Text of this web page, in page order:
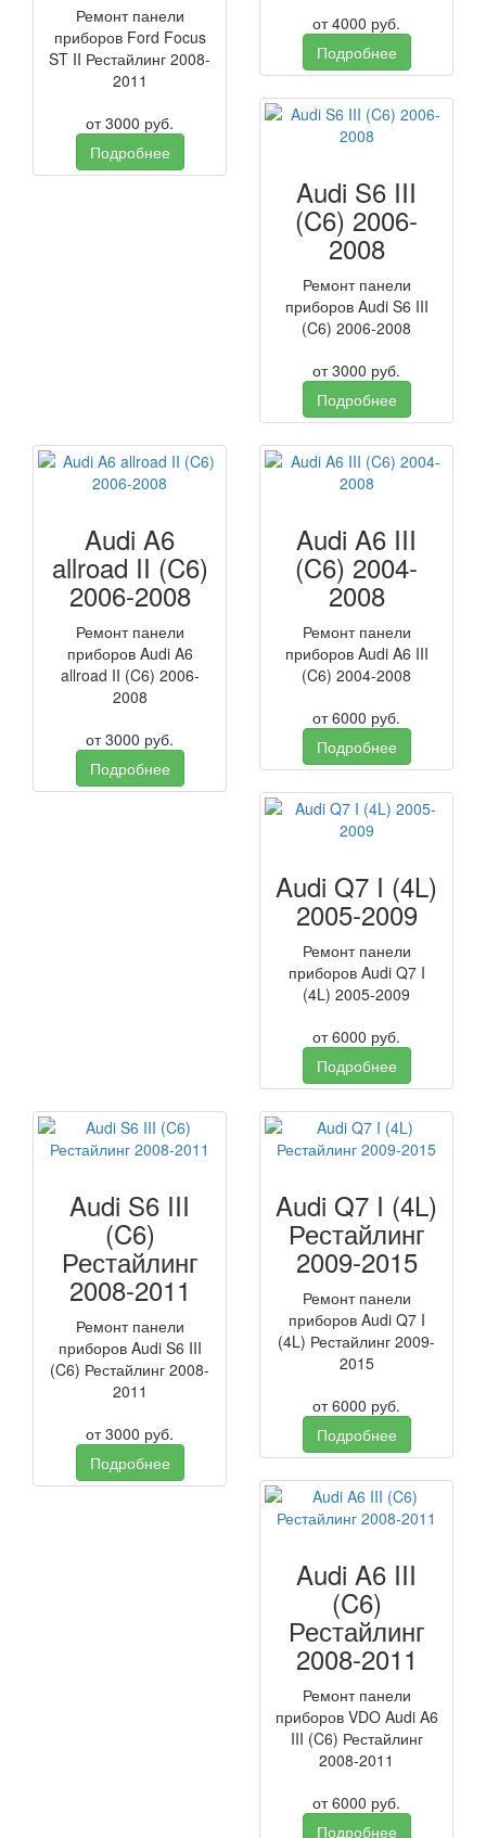
Ремонт панели
приборов Ford Focus
ST II Рестайлинг 2008-
2011
от3000 руб.
Подробнее
от4000 руб.
Подробнее
Audi S6 III
(C6) 2006-
2008
Ремонт панели
приборов Audi S6 III
(C6) 2006-2008
от3000 руб.
Подробнее
Audi A6
allroad II (C6)
2006-2008
Ремонт панели
приборов Audi A6
allroad II (C6) 2006-
2008
от3000 руб.
Подробнее
Audi A6 III
(C6) 2004-
2008
Ремонт панели
приборов Audi A6 III
(C6) 2004-2008
от6000 руб.
Подробнее
Audi Q7 I (4L)
2005-2009
Ремонт панели
приборов Audi Q7 I
(4L) 2005-2009
от6000 руб.
Подробнее
Audi S6 III
(C6)
Рестайлинг
2008-2011
Ремонт панели
приборов Audi S6 III
(C6) Рестайлинг 2008-
2011
от3000 руб.
Подробнее
Audi Q7 I (4L)
Рестайлинг
2009-2015
Ремонт панели
приборов Audi Q7 I
(4L) Рестайлинг 2009-
2015
от6000 руб.
Подробнее
Audi A6 III
(C6)
Рестайлинг
2008-2011
Ремонт панели
приборов VDO Audi A6
III (C6) Рестайлинг
2008-2011
от6000 руб.
Подробнее